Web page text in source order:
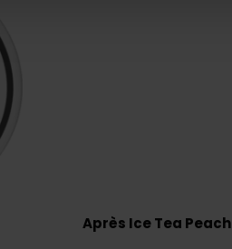
Après Ice Tea Peach